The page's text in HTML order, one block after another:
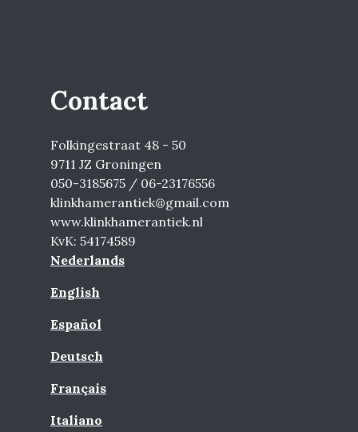
Contact
Folkingestraat 48 - 50
9711 JZ Groningen
050-3185675 / 06-23176556
klinkhamerantiek@gmail.com
www.klinkhamerantiek.nl
KvK: 54174589
Nederlands
English
Español
Deutsch
Français
Italiano